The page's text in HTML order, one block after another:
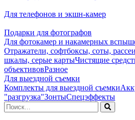
Для телефонов и экшн-камер
Подарки для фотографов
Для фотокамер и накамерных
Отражатели, софтбоксы, соты,
шкалы, серые картыЧистящие
объективовРазное
Для выездной съемки
Комплекты для выездной съемки
"разгрузка"ЗонтыСпецэффекты